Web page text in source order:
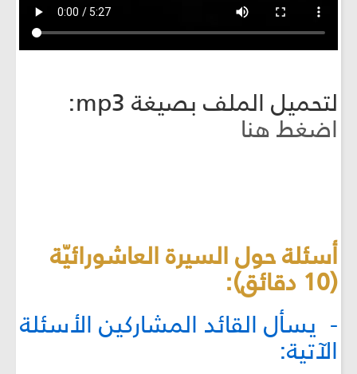
لتحميل الملف بصيغة mp3:
اضغط هنا
أسئلة حول السيرة العاشورائيّة
(10 دقائق):
- يسأل القائد المشاركين الأسئلة
الآتية: